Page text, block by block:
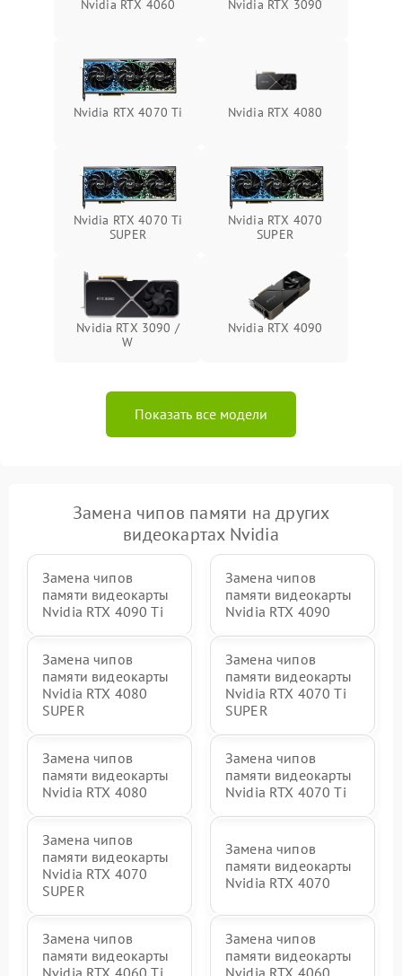
Nvidia RTX 4060 Nvidia RTX 3090
Nvidia RTX 4070 Ti Nvidia RTX 4080
Nvidia RTX 4070 Ti
SUPER
Nvidia RTX 4070
SUPER
Nvidia RTX 3090 /
W
Nvidia RTX 4090
Показать все модели
Замена чипов памяти на других
видеокартах Nvidia
Замена чипов
памяти видеокарты
Nvidia RTX 4090 Ti
Замена чипов
памяти видеокарты
Nvidia RTX 4090
Замена чипов
памяти видеокарты
Nvidia RTX 4080
SUPER
Замена чипов
памяти видеокарты
Nvidia RTX 4070 Ti
SUPER
Замена чипов
памяти видеокарты
Nvidia RTX 4080
Замена чипов
памяти видеокарты
Nvidia RTX 4070 Ti
Замена чипов
памяти видеокарты
Nvidia RTX 4070
SUPER
Замена чипов
памяти видеокарты
Nvidia RTX 4070
Замена чипов
памяти видеокарты
Nvidia RTX 4060 Ti
Замена чипов
памяти видеокарты
Nvidia RTX 4060